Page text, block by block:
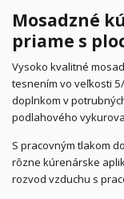
Mosadzné
priame s
Vysoko kvalitné
tesnením vo veľkosti
doplnkom v
podlahového
S pracovným tlakom
rôzne kúrenárske
rozvod vzduchu s